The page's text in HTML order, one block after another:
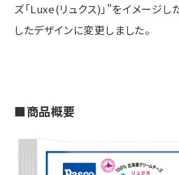
ズ「Luxe(リュクス)」"をイメージ
したデザインに変更しました。
■商品概要